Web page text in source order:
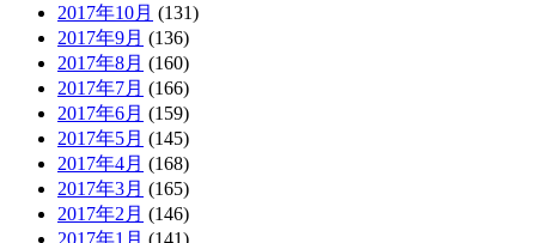
2017年10月 (131)
2017年9月 (136)
2017年8月 (160)
2017年7月 (166)
2017年6月 (159)
2017年5月 (145)
2017年4月 (168)
2017年3月 (165)
2017年2月 (146)